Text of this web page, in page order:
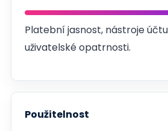
Platební jasnost, nástroje
uživatelské opatrnosti.
Použitelnost